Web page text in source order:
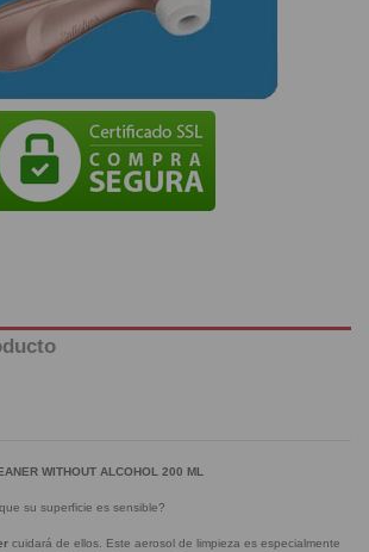
WITHOUT ALCOHOL 200 ML
su superficie es sensible?
cuidará de ellos. Este aerosol de limpieza es especialmente